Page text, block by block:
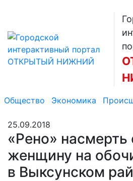
Общество Экономика
25.09.2018
«Рено» насмерть
женщину на
в Выксунском